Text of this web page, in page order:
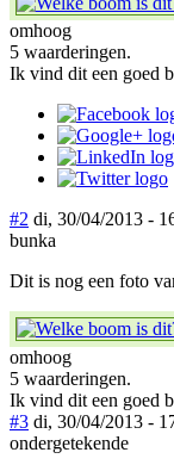
omhoog
5 waarderingen.
Ik vind dit een goed
#2 di, 30/04/2013 -
bunka
Dit is nog een foto
omhoog
5 waarderingen.
Ik vind dit een goed
#3 di, 30/04/2013 -
ondergetekende